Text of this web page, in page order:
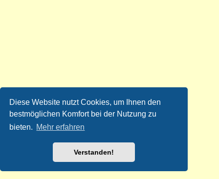
Diese Website nutzt Cookies, um Ihnen den
bestmöglichen Komfort bei der Nutzung zu
bieten. Mehr erfahren
Verstanden!